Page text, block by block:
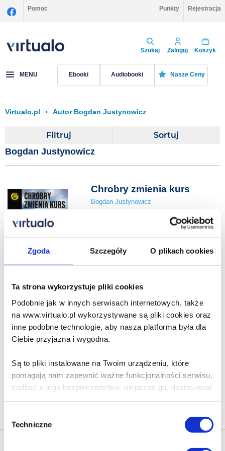
Zgoda Szczegóły O plikach cookies
Ta strona wykorzystuje pliki cookies
Podobnie jak w innych serwisach internetowych, także
na www.virtualo.pl wykorzystywane są pliki cookies oraz
inne podobne technologie, aby nasza platforma była dla
Ciebie przyjazna i wygodna.
Są to pliki instalowane na Twoim urządzeniu, które
pomagają nam zapewnić ważne funkcjonalności serwisu,
zadbać o jego bezpieczeństwo, ulepszać go, dostosować
Poza plikami, które są nam niezbędne do prawidłowego
i bezpiecznego działania serwisu - są także takie, które
zgody
Techniczne
Pomoc Punkty Rejestracja
Szukaj Zaloguj Koszyk
MENU Ebooki Audiobooki Nasze Ceny
Virtualo.pl › Autor Bogdan Justynowicz
Filtruj Sortuj
Bogdan Justynowicz
Chrobry zmienia kurs
Bogdan Justynowicz
12.99 zł
Bogdan Justynowicz
12.99 zł
Na stronie 40